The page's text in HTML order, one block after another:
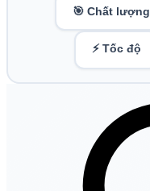
🎯 Chất lượng
⚡ Tốc độ